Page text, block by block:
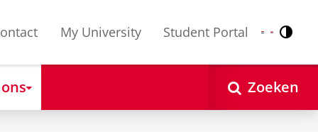
My University Student Portal Nederlands
English
Zoeken